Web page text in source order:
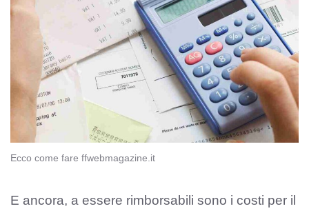
Ecco come fare ffwebmagazine.it
E ancora, a essere rimborsabili sono i costi per il